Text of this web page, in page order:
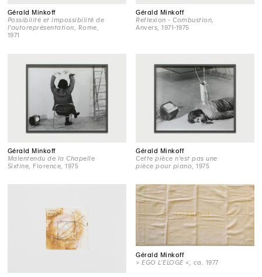
Gérald Minkoff
Possibilité et impossibilité de
l'autoreprésentation, Rome,
1971
Gérald Minkoff
Reflexion - Combustion,
Anvers, 1971-1975
Gérald Minkoff
Malentendu de la Chapelle
Sixtine , Florence, 1975
Gérald Minkoff
Cette pièce n'est pas une
pièce pour piano , 1975
Gérald Minkoff
> EGO L’ELOGE <
, ca. 1977